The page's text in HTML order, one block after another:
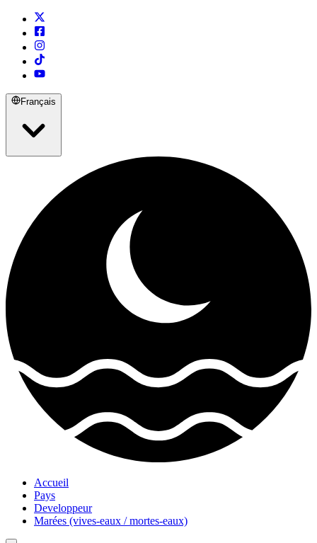
Français
Accueil
Pays
Developpeur
Marées (vives-eaux / mortes-eaux)